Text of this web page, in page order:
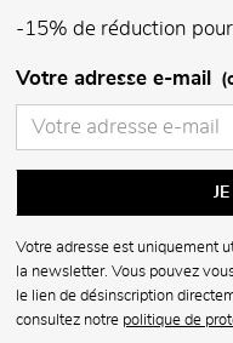
-15% de réduction
Votre adresse e-mail
Votre adresse est uniquement
la newsletter. Vous pouvez
le lien de désinscription
consultez notre politique de